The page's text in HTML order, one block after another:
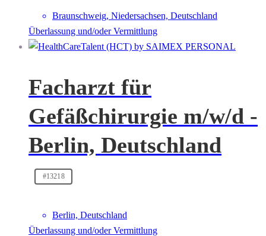
Braunschweig, Niedersachsen, Deutschland
Überlassung und/oder Vermittlung
Facharzt für
Gefäßchirurgie m/w/d -
Berlin, Deutschland
#13218
Berlin, Deutschland
Überlassung und/oder Vermittlung